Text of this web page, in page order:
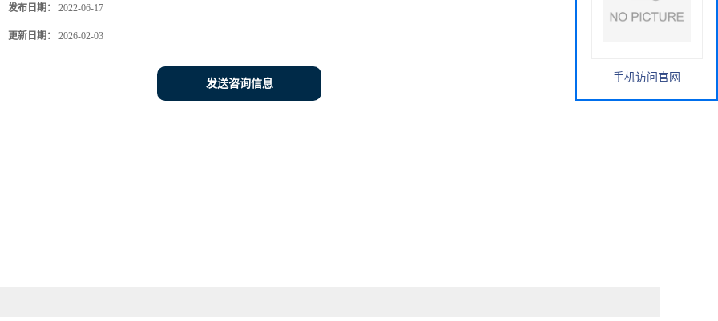
发布日期： 2022-06-17
更新日期： 2026-02-03
发送咨询信息
手机访问官网